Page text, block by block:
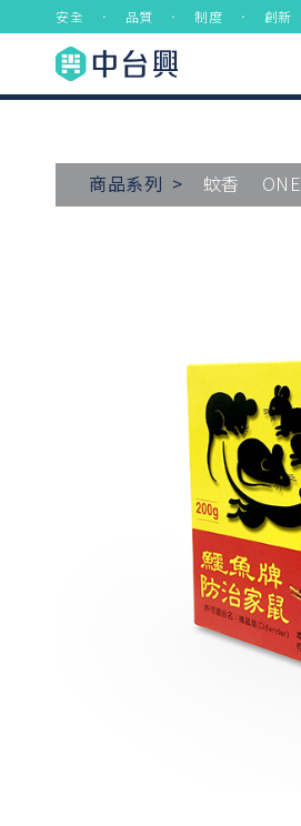
安全 ． 品質 ． 制度 ． 創新
商品系列 > 蚊香